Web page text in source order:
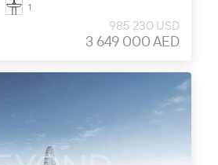
1
985 230 USD
3 649 000 AED